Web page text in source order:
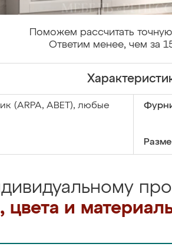
Поможем рассчитать
Ответим менее, чем за
(ARPA, ABET), любые
и